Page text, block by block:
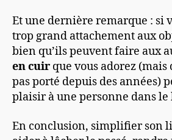
Et une dernière remarque : si
trop grand attachement aux
bien qu’ils peuvent faire aux
en cuir que vous adorez (mais
pas porté depuis des années)
plaisir à une personne dans le
En conclusion, simplifier son